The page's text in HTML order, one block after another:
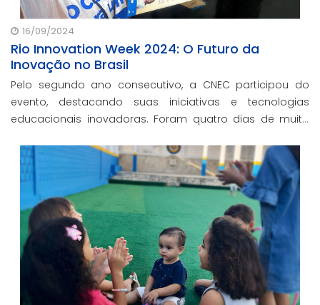
16/09/2024
Rio Innovation Week 2024: O Futuro da
Inovação no Brasil
Pelo segundo ano consecutivo, a CNEC participou do
evento, destacando suas iniciativas e tecnologias
educacionais inovadoras. Foram quatro dias de muito